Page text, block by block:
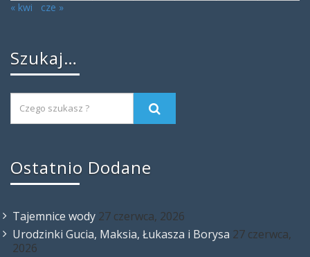
« kwi
cze »
Szukaj…
Ostatnio Dodane
Tajemnice wody 27 czerwca, 2026
Urodzinki Gucia, Maksia, Łukasza i Borysa 27 czerwca,
2026